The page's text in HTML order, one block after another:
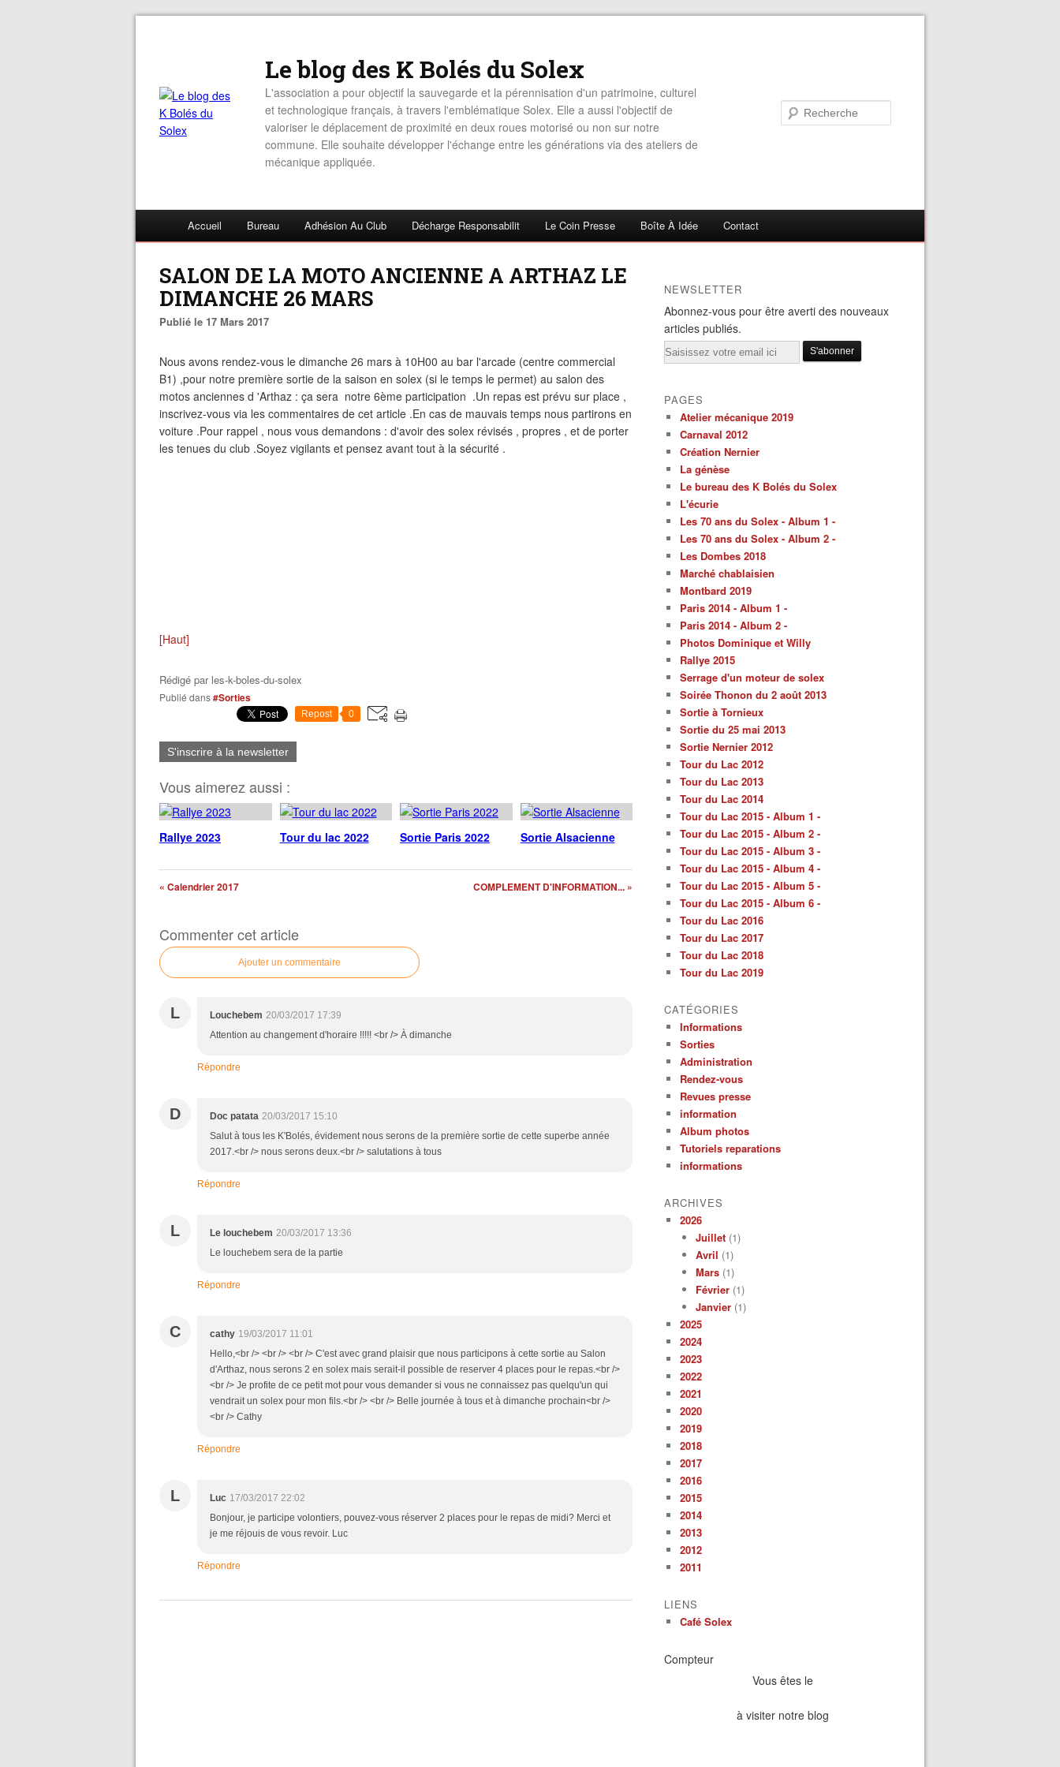
Le blog des K Bolés du Solex
L'association a pour objectif la sauvegarde et la pérennisation d'un patrimoine, culturel
et technologique français, à travers l'emblématique Solex. Elle a aussi l'objectif de
valoriser le déplacement de proximité en deux roues motorisé ou non sur notre
commune. Elle souhaite développer l'échange entre les générations via des ateliers de
mécanique appliquée.
Accueil Bureau Adhésion Au Club Décharge Responsabilit Le Coin Presse Boîte À Idée Contact
SALON DE LA MOTO ANCIENNE A ARTHAZ LE
DIMANCHE 26 MARS
Publié le 17 Mars 2017
Nous avons rendez-vous le dimanche 26 mars à 10H00 au bar l'arcade (centre commercial
B1) ,pour notre première sortie de la saison en solex (si le temps le permet) au salon des
motos anciennes d 'Arthaz : ça sera notre 6ème participation .Un repas est prévu sur place ,
inscrivez-vous via les commentaires de cet article .En cas de mauvais temps nous partirons en
voiture .Pour rappel , nous vous demandons : d'avoir des solex révisés , propres , et de porter
les tenues du club .Soyez vigilants et pensez avant tout à la sécurité .
[Haut]
Rédigé par les-k-boles-du-solex
Publié dans#Sorties
Repost 0
S'inscrire à la newsletter
Vous aimerez aussi :
Rallye 2023 Tour du lac 2022 Sortie Paris 2022 Sortie Alsacienne
« Calendrier 2017 COMPLEMENT D'INFORMATION... »
Commenter cet article
Ajouter un commentaire
L Louchebem 20/03/2017 17:39
Attention au changement d'horaire !!!!! <br /> À dimanche
Répondre
D Doc patata 20/03/2017 15:10
Salut à tous les K'Bolés, évidement nous serons de la première sortie de cette superbe année
2017.<br /> nous serons deux.<br /> salutations à tous
Répondre
L Le louchebem 20/03/2017 13:36
Le louchebem sera de la partie
Répondre
C cathy 19/03/2017 11:01
Hello,<br /> <br /> <br /> C'est avec grand plaisir que nous participons à cette sortie au Salon
d'Arthaz, nous serons 2 en solex mais serait-il possible de reserver 4 places pour le repas.<br />
<br /> Je profite de ce petit mot pour vous demander si vous ne connaissez pas quelqu'un qui
vendrait un solex pour mon fils.<br /> <br /> Belle journée à tous et à dimanche prochain<br />
<br /> Cathy
Répondre
L Luc 17/03/2017 22:02
Bonjour, je participe volontiers, pouvez-vous réserver 2 places pour le repas de midi? Merci et
je me réjouis de vous revoir. Luc
Répondre
NEWSLETTER
Abonnez-vous pour être averti des nouveaux
articles publiés.
Email
PAGES
Atelier mécanique 2019
Carnaval 2012
Création Nernier
La génèse
Le bureau des K Bolés du Solex
L'écurie
Les 70 ans du Solex - Album 1 -
Les 70 ans du Solex - Album 2 -
Les Dombes 2018
Marché chablaisien
Montbard 2019
Paris 2014 - Album 1 -
Paris 2014 - Album 2 -
Photos Dominique et Willy
Rallye 2015
Serrage d'un moteur de solex
Soirée Thonon du 2 août 2013
Sortie à Tornieux
Sortie du 25 mai 2013
Sortie Nernier 2012
Tour du Lac 2012
Tour du Lac 2013
Tour du Lac 2014
Tour du Lac 2015 - Album 1 -
Tour du Lac 2015 - Album 2 -
Tour du Lac 2015 - Album 3 -
Tour du Lac 2015 - Album 4 -
Tour du Lac 2015 - Album 5 -
Tour du Lac 2015 - Album 6 -
Tour du Lac 2016
Tour du Lac 2017
Tour du Lac 2018
Tour du Lac 2019
CATÉGORIES
Informations
Sorties
Administration
Rendez-vous
Revues presse
information
Album photos
Tutoriels reparations
informations
ARCHIVES
2026
Juillet (1)
Avril (1)
Mars (1)
Février (1)
Janvier (1)
2025
2024
2023
2022
2021
2020
2019
2018
2017
2016
2015
2014
2013
2012
2011
LIENS
Café Solex
Compteur
Vous êtes le
à visiter notre blog